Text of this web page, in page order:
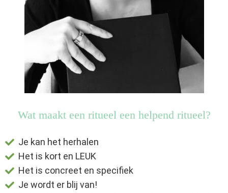
Wat maakt een ritueel een helpend ritueel?
Je kan het herhalen
Het is kort en LEUK
Het is concreet en specifiek
Je wordt er blij van!